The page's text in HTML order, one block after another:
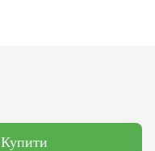
Купити